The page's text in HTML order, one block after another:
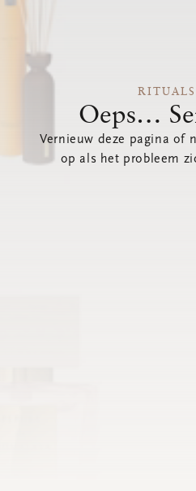
Oeps…
Vernieuw deze pagina of
op als het probleem